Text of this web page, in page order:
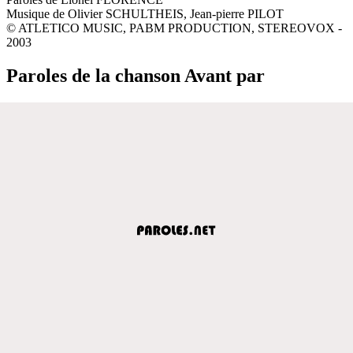
Musique de Olivier SCHULTHEIS, Jean-pierre PILOT
© ATLETICO MUSIC, PABM PRODUCTION, STEREOVOX -
2003
Paroles de la chanson Avant par